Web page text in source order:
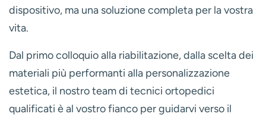
dispositivo, ma una soluzione completa per la vostra
vita.
Dal primo colloquio alla riabilitazione, dalla scelta dei
materiali più performanti alla personalizzazione
estetica, il nostro team di tecnici ortopedici
qualificati è al vostro fianco per guidarvi verso il